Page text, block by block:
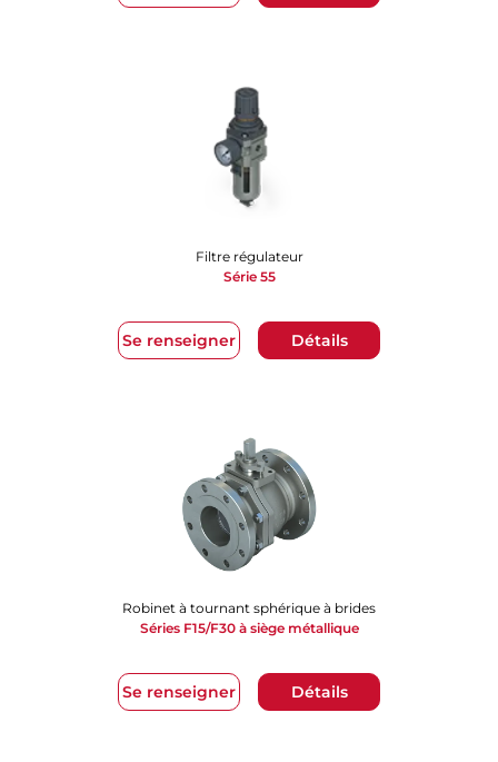
Se renseigner Détails
Filtre régulateur
Série 55
Se renseigner Détails
Robinet à tournant sphérique à brides
Séries F15/F30 à siège métallique